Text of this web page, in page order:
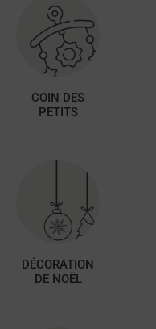
COIN DES
PETITS
DÉCORATION
DE NOËL